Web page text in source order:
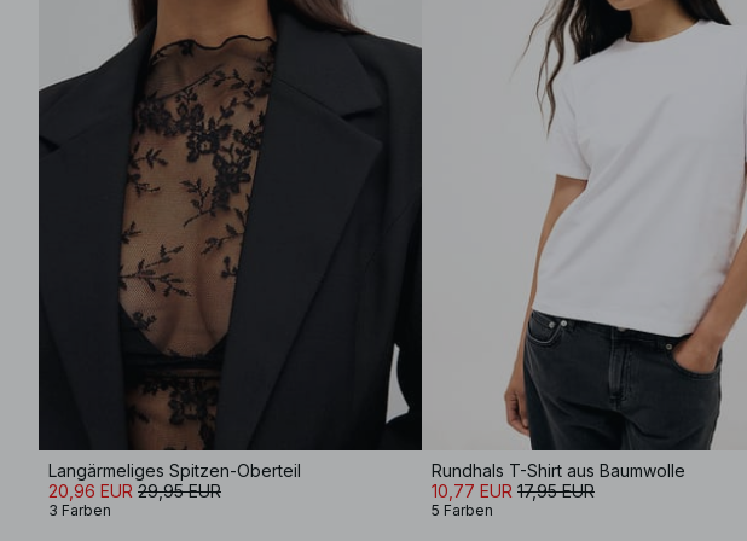
Langärmeliges Spitzen-Oberteil
20,96 EUR 29,95 EUR
3 Farben
Rundhals T-Shirt aus Baumwolle
10,77 EUR 17,95 EUR
5 Farben